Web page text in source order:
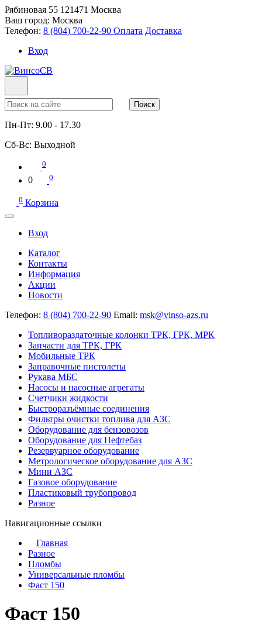
Рябиновая 55 121471 Москва
Ваш город: Москва
Телефон: 8 (804) 700-22-90 Оплата Доставка
Вход
Поиск
Пн-Пт: 9.00 - 17.30
Сб-Вс: Выходной
0
0 0
0 Корзина
Вход
Каталог
Контакты
Информация
Акции
Новости
Телефон: 8 (804) 700-22-90 Email: msk@vinso-azs.ru
Топливораздаточные колонки ТРК, ГРК, МРК
Запчасти для ТРК, ГРК
Мобильные ТРК
Заправочные пистолеты
Рукава МБС
Насосы и насосные агрегаты
Счетчики жидкости
Быстроразъёмные соединения
Фильтры очистки топлива для АЗС
Оборудование для бензовозов
Оборудование для Нефтебаз
Резервуарное оборудование
Метрологическое оборудование для АЗС
Мини АЗС
Газовое оборудование
Пластиковый трубопровод
Разное
Навигационные ссылки
Главная
Разное
Пломбы
Универсальные пломбы
Фаст 150
Фаст 150